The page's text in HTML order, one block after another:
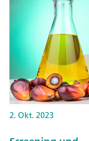
2. Okt. 2023